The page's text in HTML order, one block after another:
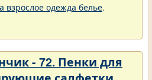
взрослое одежда белье.
- 72. Пенки для